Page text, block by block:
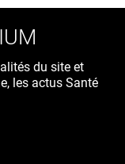
du site et
les actus Santé